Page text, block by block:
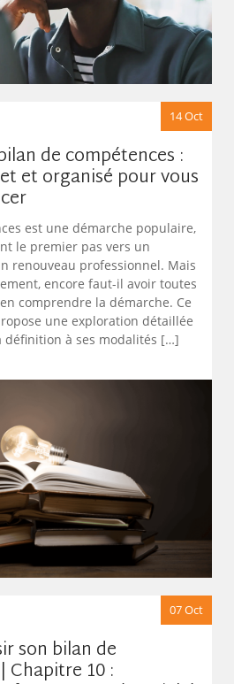
14 Oct
de compétences :
et organisé pour vous
est une démarche populaire,
le premier pas vers un
renouveau professionnel. Mais
encore faut-il avoir toutes
comprendre la démarche. Ce
une exploration détaillée
définition à ses modalités […]
07 Oct
son bilan de
Chapitre 10 :